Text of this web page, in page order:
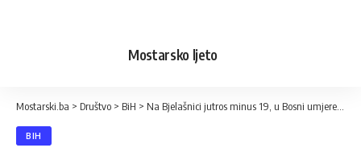
Mostarsko ljeto
Mostarski.ba > Društvo > BiH > Na Bjelašnici jutros minus 19, u Bosni umjereno do pretežno oblačno, u Hercegovini sunčano
BIH